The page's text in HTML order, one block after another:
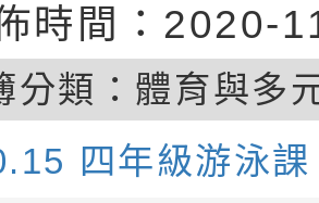
時間：2020-
分類： 體育與多
四年級游泳課